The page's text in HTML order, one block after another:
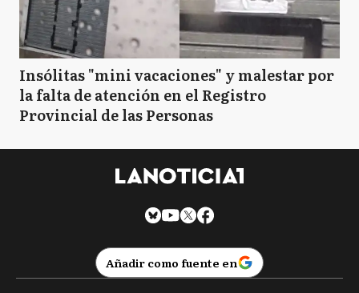
Insólitas "mini vacaciones" y malestar por
la falta de atención en el Registro
Provincial de las Personas
Añadir como fuente en